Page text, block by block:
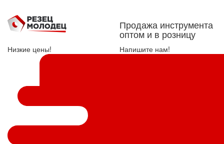
Продажа инструмента
оптом и в розницу
Низкие цены! Напишите нам!